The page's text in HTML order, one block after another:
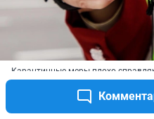
Карантинные меры плохо